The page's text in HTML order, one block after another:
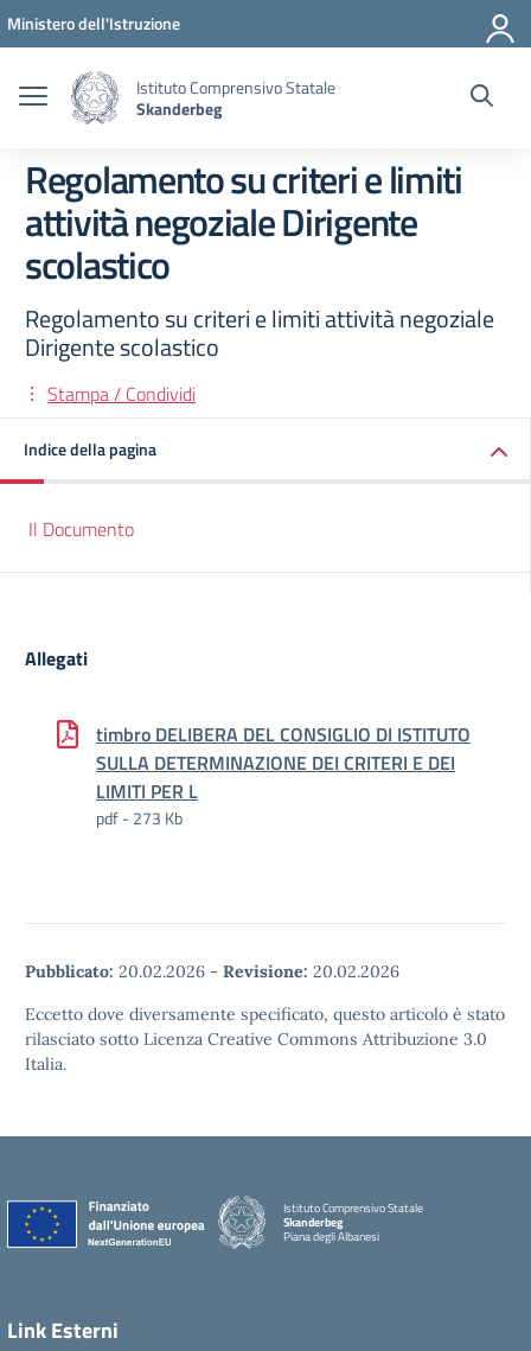
Vai ai contenuti
Vai al menu di navigazione
Vai al footer
Ministero dell'Istruzione
Istituto Comprensivo Statale
Skanderbeg
Regolamento su criteri e limiti
attività negoziale Dirigente
scolastico
Regolamento su criteri e limiti attività negoziale
Dirigente scolastico
Stampa / Condividi
Indice della pagina
Il Documento
Allegati
timbro DELIBERA DEL CONSIGLIO DI ISTITUTO
SULLA DETERMINAZIONE DEI CRITERI E DEI
LIMITI PER L
pdf - 273 Kb
Pubblicato: 20.02.2026 - Revisione: 20.02.2026
Eccetto dove diversamente specificato, questo articolo è stato
rilasciato sotto Licenza Creative Commons Attribuzione 3.0
Italia.
Istituto Comprensivo Statale
Skanderbeg
Piana degli Albanesi
Link Esterni